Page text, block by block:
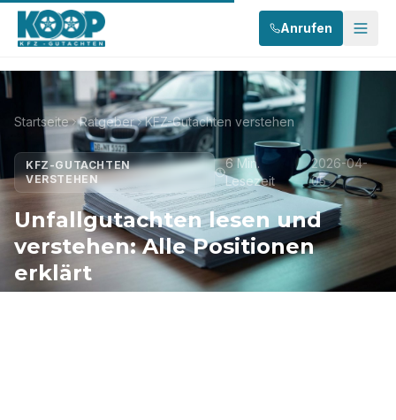
Anrufen
Startseite Ratgeber KFZ-Gutachten verstehen
KFZ-GUTACHTEN
VERSTEHEN
6 Min.
Lesezeit
2026-04-
05
Unfallgutachten lesen und
verstehen: Alle Positionen
erklärt